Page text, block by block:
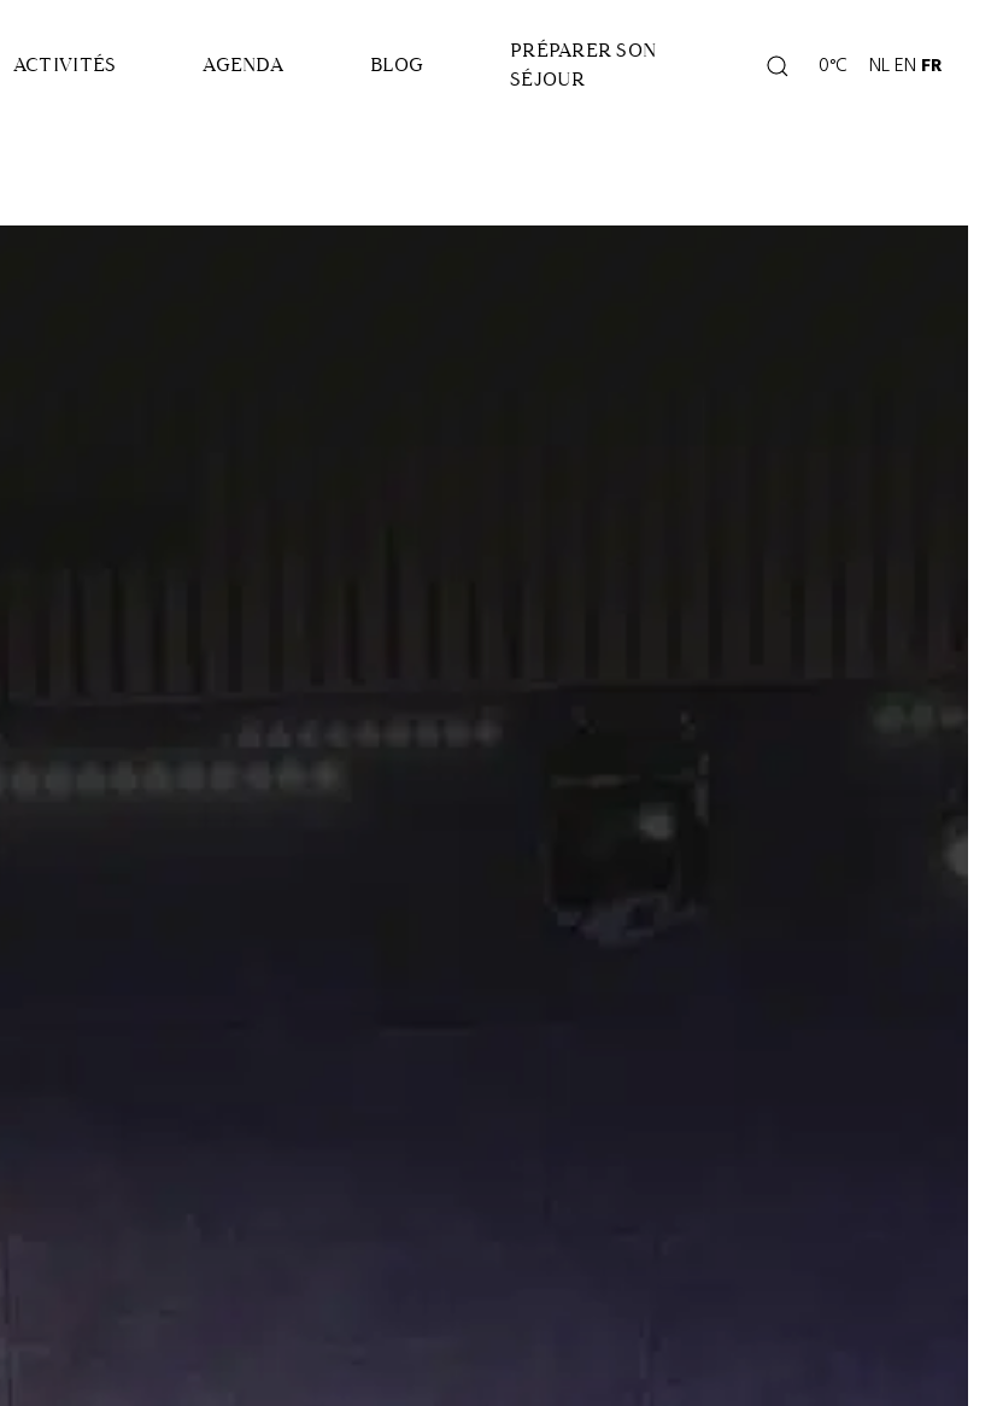
ACTIVITÉS AGENDA BLOG
PRÉPARER SON
SÉJOUR
Rechercher
0°C
Page
NLEN FR